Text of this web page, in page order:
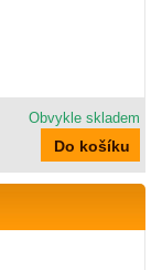
Obvykle skladem